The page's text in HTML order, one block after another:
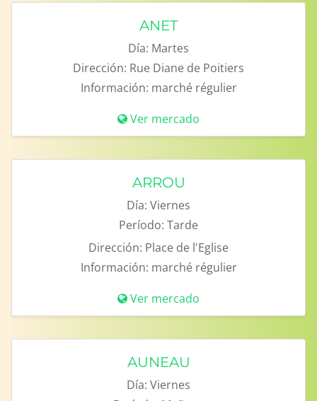
ANET
Día: Martes
Dirección: Rue Diane de Poitiers
Información: marché régulier
Ver mercado
ARROU
Día: Viernes
Período: Tarde
Dirección: Place de l'Eglise
Información: marché régulier
Ver mercado
AUNEAU
Día: Viernes